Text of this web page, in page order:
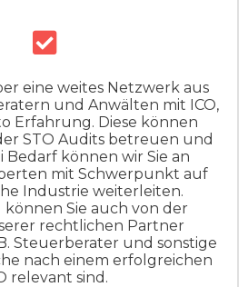
eine weites Netzwerk aus
und Anwälten mit ICO,
Erfahrung. Diese können
STO Audits betreuen und
Bedarf können wir Sie an
mit Schwerpunkt auf
Industrie weiterleiten.
können Sie auch von der
rechtlichen Partner
Steuerberater und sonstige
nach einem erfolgreichen
relevant sind.